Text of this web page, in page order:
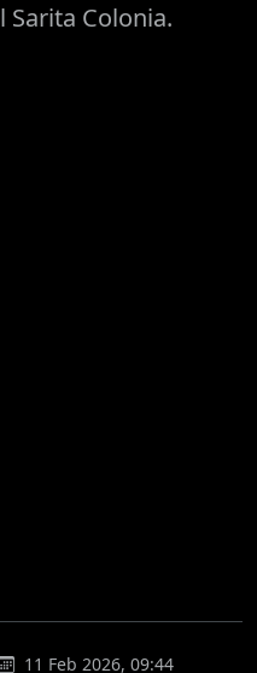
Sarita Colonia.
11 Feb 2026, 09:44